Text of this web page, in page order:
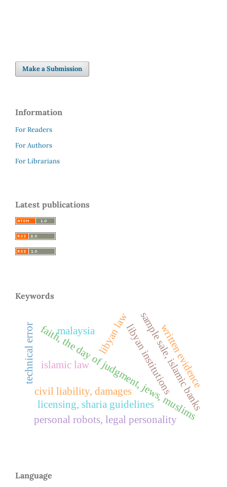
Make a Submission
Information
For Readers
For Authors
For Librarians
Latest publications
Keywords
faith, the day of judgment, jews, muslims
sample sale, islamic banks
malaysia
licensing, sharia guidelines
libyan institutions
islamic law
personal robots, legal personality
libyan law written evidence
civil liability, damages
technical error
Language